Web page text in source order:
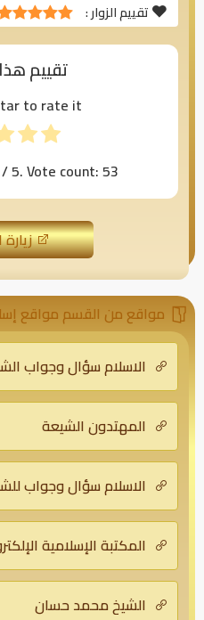
تقييم الزوار :
تقييم
to rate it!
/ 5. Vote count:53
مواقع من القسم مواقع
الاسلام سؤال وجواب
المهتدون الشيعة
الاسلام سؤال وجواب
المكتبة الإسلامية
الشيخ محمد حسان